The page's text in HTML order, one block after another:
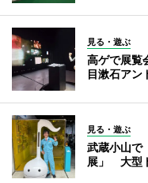
見る・遊ぶ
高ゲで展覧
目漱石アン
見る・遊ぶ
武蔵小山で
展」 大型